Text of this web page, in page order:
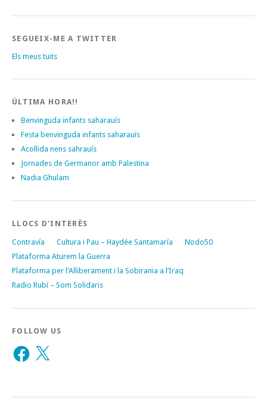
SEGUEIX-ME A TWITTER
Els meus tuits
ÚLTIMA HORA!!
Benvinguda infants saharauís
Festa benvinguda infants saharauís
Acollida nens sahrauís
Jornades de Germanor amb Palestina
Nadia Ghulam
LLOCS D'INTERÈS
Contravía Cultura i Pau – Haydée Santamaría
Nodo50
Plataforma Aturem la Guerra
Plataforma per l’Alliberament i la Sobirania a l’Iraq
Radio Rubí – Som Solidaris
FOLLOW US
Facebook
X